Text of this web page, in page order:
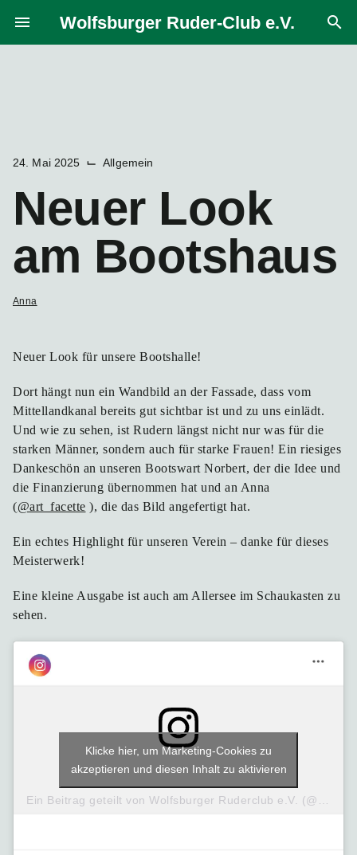
Inhalt
springen
menu Wolfsburger Ruder-Club e.V. search
24. Mai 2025 ⌙ Allgemein
Neuer Look
am Bootshaus
Anna
Neuer Look für unsere Bootshalle!
Dort hängt nun ein Wandbild an der Fassade, dass vom
Mittellandkanal bereits gut sichtbar ist und zu uns einlädt.
Und wie zu sehen, ist Rudern längst nicht nur was für die
starken Männer, sondern auch für starke Frauen! Ein riesiges
Dankeschön an unseren Bootswart Norbert, der die Idee und
die Finanzierung übernommen hat und an Anna
(@art_facette ), die das Bild angefertigt hat.
Ein echtes Highlight für unseren Verein – danke für dieses
Meisterwerk!
Eine kleine Ausgabe ist auch am Allersee im Schaukasten zu
sehen.
Klicke hier, um Marketing-Cookies zu
akzeptieren und diesen Inhalt zu aktivieren